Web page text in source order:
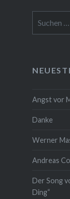
nach:
Angst vor
Danke
Werner
Andreas
Der Song
Ding“